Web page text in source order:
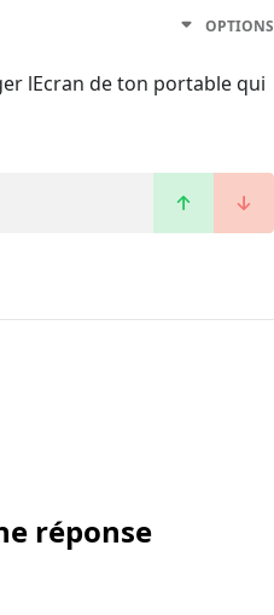
OPTIONS
lEcran de ton portable qui
réponse